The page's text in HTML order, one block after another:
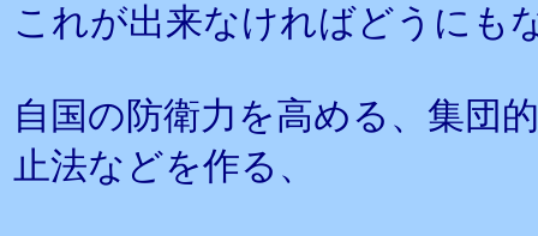
これが出来なければどうにも
自国の防衛力を高める、集団
止法などを作る、